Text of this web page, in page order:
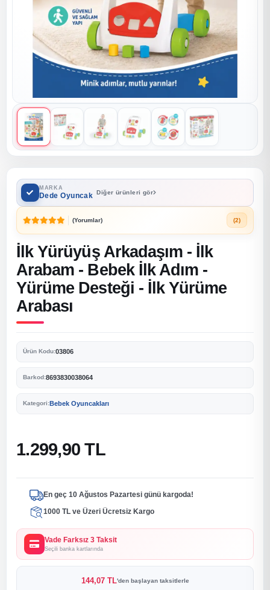
MARKA
Dede Oyuncak Diğer ürünleri gör
(Yorumlar) (2)
İlk Yürüyüş Arkadaşım - İlk
Arabam - Bebek İlk Adım -
Yürüme Desteği - İlk Yürüme
Arabası
Ürün Kodu:03806
Barkod:8693830038064
Kategori:Bebek Oyuncakları
1.299,90 TL
En geç 10 Ağustos Pazartesi günü kargoda!
1000 TL ve Üzeri Ücretsiz Kargo
Vade Farksız 3 Taksit
Seçili banka kartlarında
144,07 TL'den başlayan taksitlerle